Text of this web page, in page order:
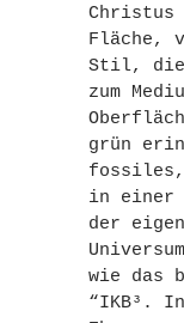
Fläche,
Stil, die
zum
grün
in einer
der
wie das
“IKB³.